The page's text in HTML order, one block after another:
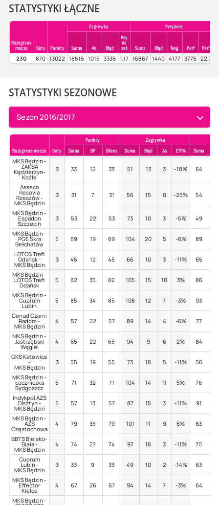
STATYSTYKI ŁĄCZNE
Rozegrane
mecze
Sety Punkty
Zagrywka Przyjecie
Suma As Błąd
Asy
na
set
Suma Błąd Neg Perf Perf%
230 870 13022 18515 1015 3336 1,17 16867 1440 4177 3775 22,38
STATYSTYKI SEZONOWE
Sezon 2016/2017
Rozegrane mecze Sety
Punkty Zagrywka
Suma
BP Bilans Suma Błąd As Eff% Suma
MKS Będzin -
ZAKSA
Kędzierzyn-
Koźle
3 33 12 33 51 13 3 -18% 64
Asseco
Resovia
Rzeszów -
MKS Będzin
3 31 7 31 56 15 0 -25% 54
MKS Będzin -
Espadon
Szczecin
3 53 22 53 73 10 3 -5% 49
MKS Będzin -
PGE Skra
Bełchatów
5 69 19 69 104 20 5 -6% 89
LOTOS Trefl
Gdańsk -
MKS Będzin
3 45 12 45 66 10 3 -11% 65
MKS Będzin -
LOTOS Trefl
Gdańsk
5 82 35 82 105 15 10 3% 86
MKS Będzin -
Cuprum
Lubin
5 85 34 85 108 12 7 -3% 93
Cerrad Czarni
Radom -
MKS Będzin
4 57 22 57 89 14 4 -6% 77
MKS Będzin -
Jastrzębski
Węgiel
4 65 22 65 94 9 6 2% 84
GKS Katowice
-
MKS Będzin
3 55 19 55 73 18 5 -11% 56
MKS Będzin -
Łuczniczka
Bydgoszcz
5 71 32 71 104 14 11 5% 76
Indykpol AZS
Olsztyn -
MKS Będzin
5 57 13 57 87 15 3 -11% 91
MKS Będzin -
AZS
Częstochowa
4 79 35 79 101 11 9 6% 63
BBTS Bielsko-
Biała -
MKS Będzin
4 74 27 74 97 18 3 -11% 70
Cuprum
Lubin -
MKS Będzin
3 33 9 33 49 10 2 -14% 63
MKS Będzin -
Effector
Kielce
4 67 26 67 94 14 7 -3% 64
MKS Będzin -